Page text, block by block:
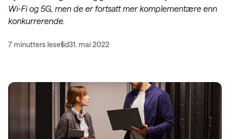
Wi-Fi og 5G, men de er fortsatt mer komplementære enn
konkurrerende.
7 minutters lesetid31. mai 2022